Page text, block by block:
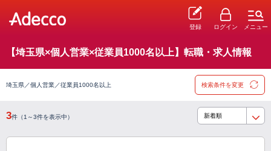
登録 ログイン メニュー
【埼玉県×個人営業×従業員1000名以上】転職・求人情報
埼玉県／個人営業／従業員1000名以上 検索条件を変更
3件（1～3件を表示中）